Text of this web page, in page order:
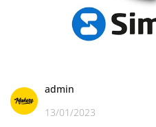
admin
13/01/2023